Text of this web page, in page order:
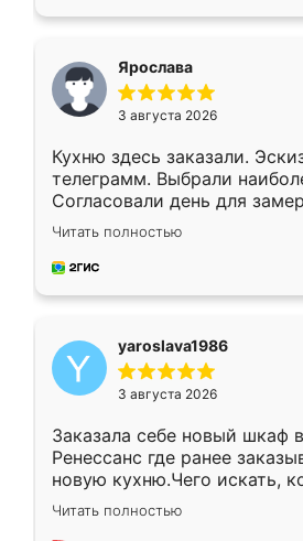
Ярослава
3 августа 2026
Кухню здесь заказали.
телеграмм. Выбрали
Согласовали день для
недели кухня была уже
довольны работой. Спасибо
мебель за качественную
Читать полностью
yaroslava1986
3 августа 2026
Заказала себе новый шкаф
Ренессанс где ранее
новую кухню.Чего искать,
вполне довольна. Служит
два года, нареканий нет.
Читать полностью